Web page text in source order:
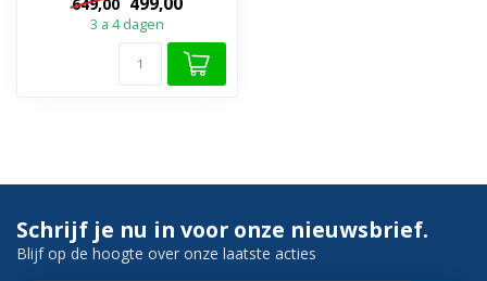
uitsparing - Hange...
3 a 4 dagen
Schrijf je nu in voor onze nieuwsbrief.
Blijf op de hoogte over onze laatste acties